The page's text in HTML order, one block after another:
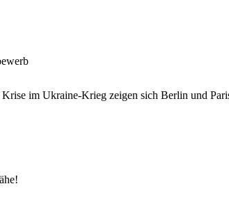
im Ukraine-Krieg zeigen sich Berlin und